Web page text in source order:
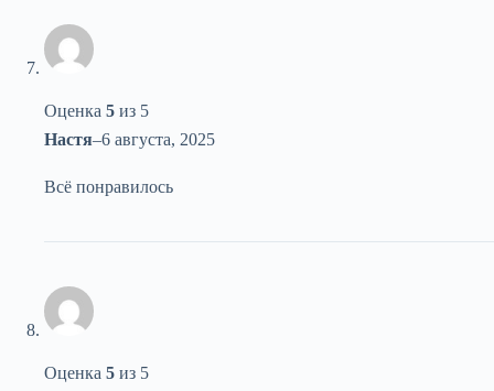
Оценка 5 из 5
Настя–6 августа, 2025
Всё понравилось
Оценка 5 из 5